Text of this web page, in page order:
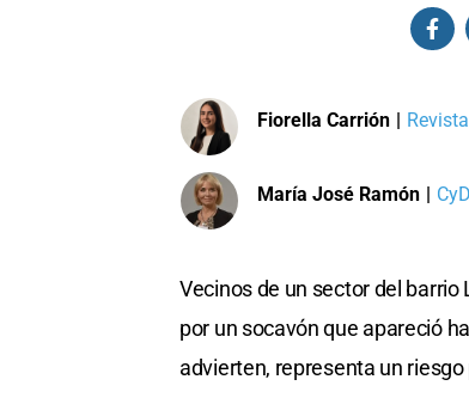
Fiorella Carrión |
María José Ramón |
Vecinos de un sector del barrio
por un socavón que apareció
advierten, representa un